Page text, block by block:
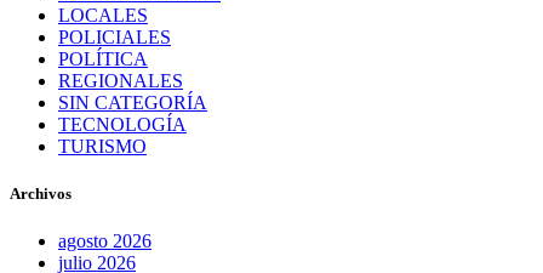
LOCALES
POLICIALES
POLÍTICA
REGIONALES
SIN CATEGORÍA
TECNOLOGÍA
TURISMO
Archivos
agosto 2026
julio 2026